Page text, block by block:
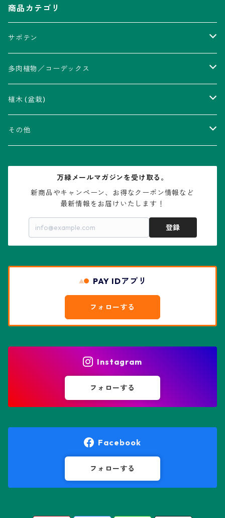
商品カテゴリ
サボテン
アストロフィツム属
瑠璃兜錦、兜丸錦
V-type兜
リザード・スキン兜
花園兜
アリオカルプス属
ウィギンシア属
エキノケレウス属
エキノプシス属
エリオシケ属
オレオケレウス属
多肉植物／コーデックス
アカベ属
アロエ属
コノフィツム属
センナ属
パキポディウム属
フェネストラリア属
プセウドリトス属
植木 (盆栽)
ムクロジ科：カエデ属
その他
水石・景石
万緑メールマガジンを受け取る。
新商品やキャンペーン、お得なクーポン情報など
最新情報をお届けいたします！
登録
PAY IDアプリ
フォローする
Instagram
フォローする
Facebook
フォローする